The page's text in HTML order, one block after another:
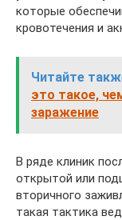
которые
кровотечения и
Читайте
это такое,
заражение
В ряде клиник
открытой или
вторичного
такая тактика